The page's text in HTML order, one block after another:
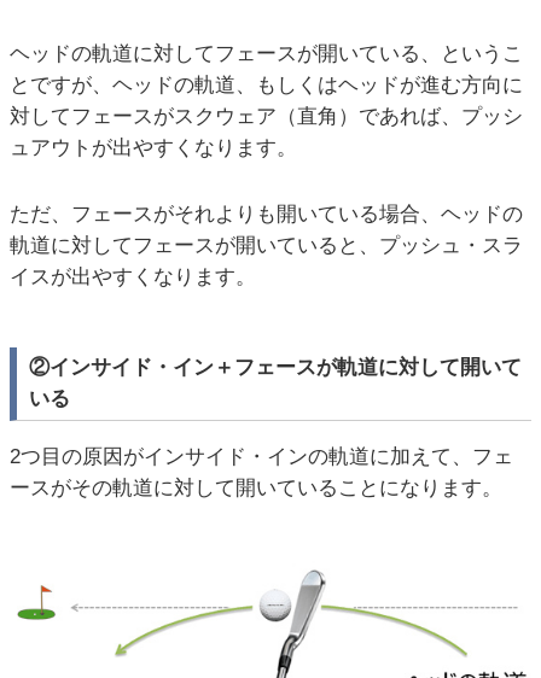
ヘッドの軌道に対してフェースが開いている、というこ
とですが、ヘッドの軌道、もしくはヘッドが進む方向に
対してフェースがスクウェア（直角）であれば、プッシ
ュアウトが出やすくなります。
ただ、フェースがそれよりも開いている場合、ヘッドの
軌道に対してフェースが開いていると、プッシュ・スラ
イスが出やすくなります。
②インサイド・イン＋フェースが軌道に対して開いて
いる
2つ目の原因がインサイド・インの軌道に加えて、フェ
ースがその軌道に対して開いていることになります。